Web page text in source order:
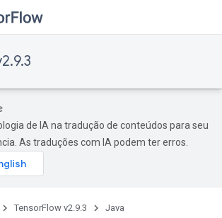
de IA na tradução de conteúdos para seu
As traduções com IA podem ter erros.
TensorFlow v2.9.3 Java